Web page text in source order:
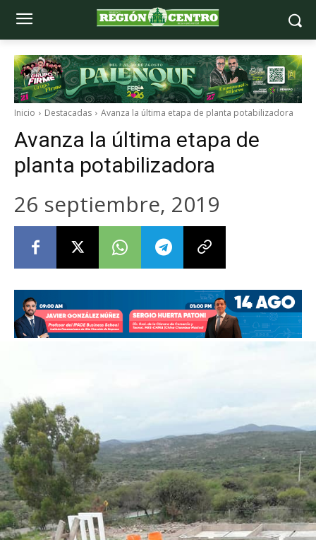
Inicio Destacadas Avanza la última etapa de planta potabilizadora
Avanza la última etapa de
planta potabilizadora
26 septiembre, 2019